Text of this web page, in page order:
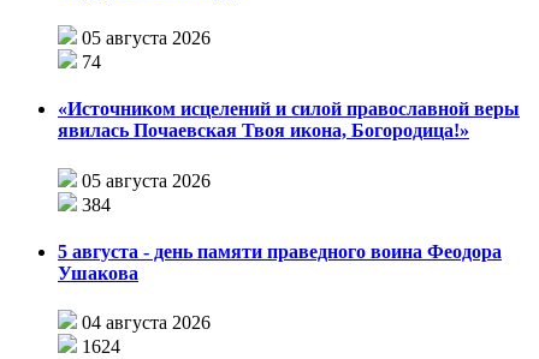
05 августа 2026
74
«Источником исцелений и силой православной веры
явилась Почаевская Твоя икона, Богородица!»
05 августа 2026
384
5 августа - день памяти праведного воина Феодора
Ушакова
04 августа 2026
1624